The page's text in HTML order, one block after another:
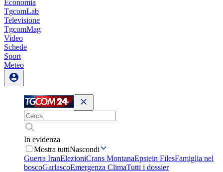
Economia
TgcomLab
Televisione
TgcomMag
Video
Schede
Sport
Meteo
In evidenza
Mostra tuttiNascondi
Guerra IranElezioniCrans MontanaEpstein FilesFamiglia nel
boscoGarlascoEmergenza ClimaTutti i dossier